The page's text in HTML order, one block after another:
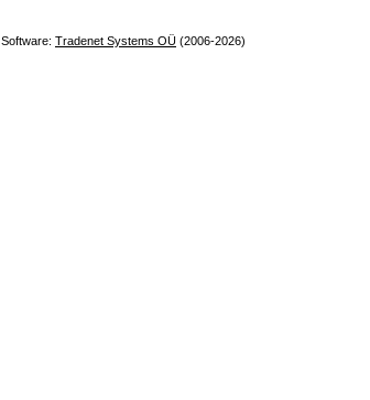
Software: Tradenet Systems OÜ (2006-2026)